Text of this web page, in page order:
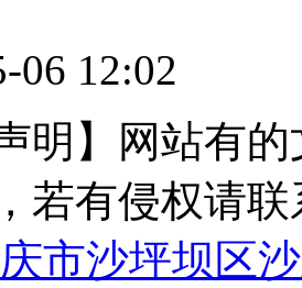
06 12:02
明】网站有
若有侵权请联
市沙坪坝区